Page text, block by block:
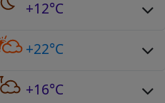
+12°C
+22°C
+16°C